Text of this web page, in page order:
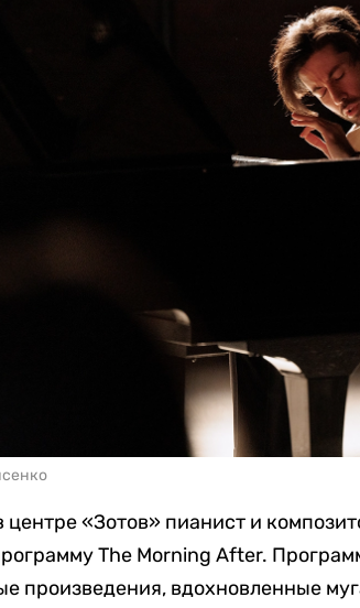
центре «Зотов» пианист и
The Morning After.
произведения, вдохновленные